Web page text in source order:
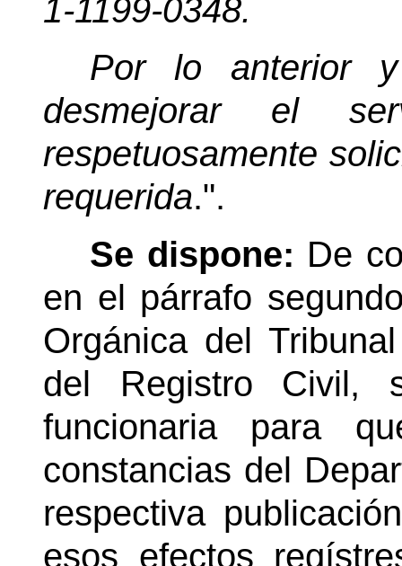
1-1199-0348.
Por lo anterior
desmejorar el
respetuosamente
requerida.".
Se dispone: De
en el párrafo
Orgánica del
del Registro Civil,
funcionaria para
constancias del
respectiva
esos efectos